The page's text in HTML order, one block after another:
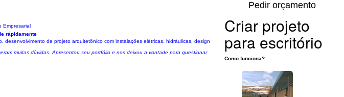
Empresarial
rápidamente
de projeto arquitetônico com instalações elétricas, hidráulicas, design
muitas dúvidas. Apresentou seu portfólio e nos deixou a vontade para questionar
Pedir orçamento
Criar projeto
para escritório
Como funciona?